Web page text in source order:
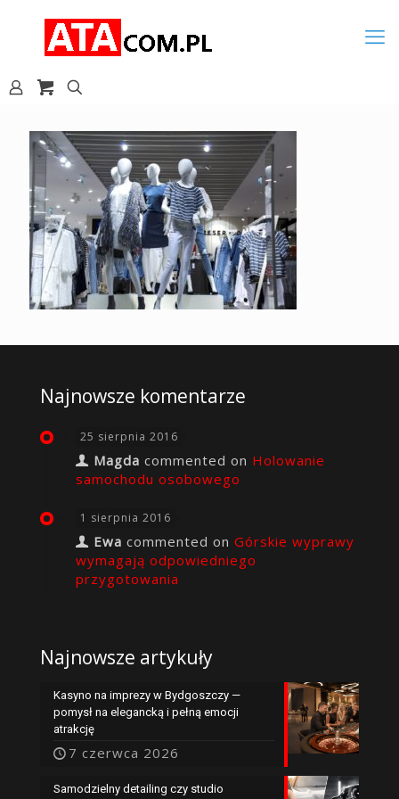
Najnowsze komentarze
25 sierpnia 2016
Magda commented on Holowanie
samochodu osobowego
1 sierpnia 2016
Ewa commented on Górskie wyprawy
wymagają odpowiedniego
przygotowania
Najnowsze artykuły
Kasyno na imprezy w Bydgoszczy —
pomysł na elegancką i pełną emocji
atrakcję
7 czerwca 2026
Samodzielny detailing czy studio